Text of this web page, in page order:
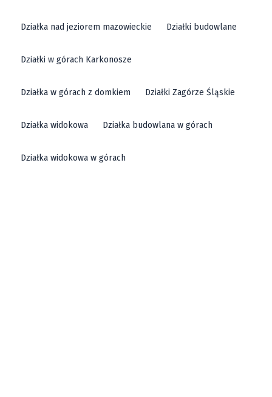
Działka nad jeziorem mazowieckie Działki budowlane
Działki w górach Karkonosze
Działka w górach z domkiem Działki Zagórze Śląskie
Działka widokowa Działka budowlana w górach
Działka widokowa w górach